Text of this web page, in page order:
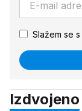
Slažem se s
Izdvojeno